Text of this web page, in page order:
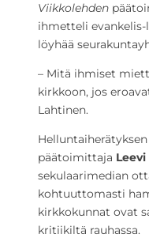
Viikkolehden
ihmetteli
löyhää
– Mitä ihmiset
kirkkoon, jos
Lahtinen.
Helluntaiherätyksen
päätoimittaja
sekulaarimedian
kohtuuttomasti
kirkkokunnat ovat
kritiikiltä rauhassa.